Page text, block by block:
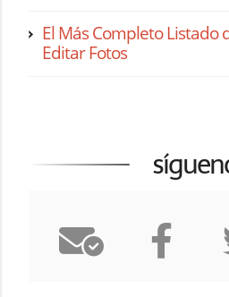
El Más Completo Listado
Editar Fotos